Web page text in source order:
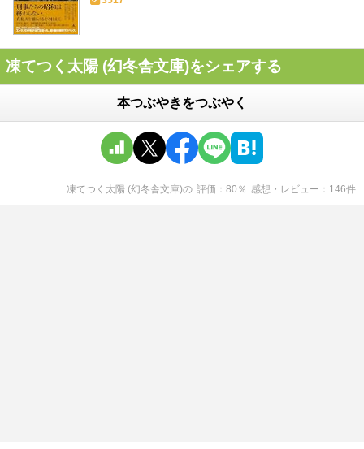
凍てつく太陽 (幻冬舎文庫)をシェアする
本つぶやきをつぶやく
凍てつく太陽 (幻冬舎文庫)の 評価 80 ％ 感想・レビュー 146件